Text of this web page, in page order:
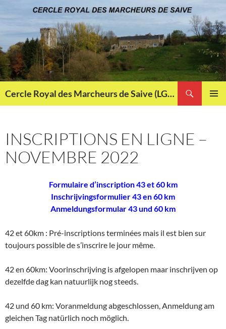
au
Cercle Royal des Marcheurs de Saive (LG013)
INSCRIPTIONS EN LIGNE –
NOVEMBRE 2022
Formulaire d’inscription 43 et 60 km
Inschrijvingsformulier 43 en 60 km
Anmeldungsformular 43 und 60 km
42 et 60km : Pré-inscriptions terminées mais il est bien sur
toujours possible de s’inscrire le jour même.
42 en 60km: Voorinschrijving is afgelopen maar inschrijven op
dezelfde dag kan natuurlijk nog steeds.
42 und 60 km: Voranmeldung abgeschlossen, Anmeldung am
gleichen Tag natürlich noch möglich.